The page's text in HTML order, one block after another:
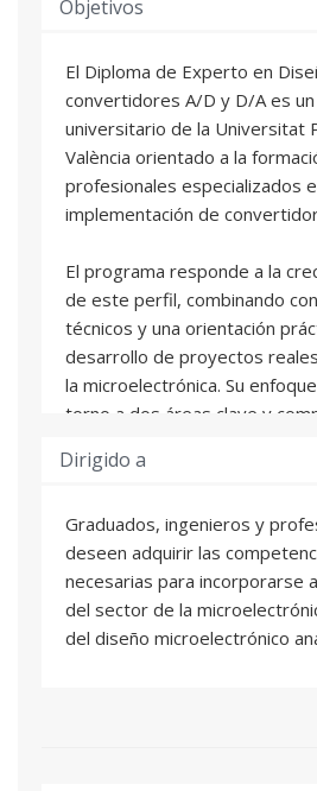
Objetivos
El Diploma de Experto en
convertidores A/D y D/A es
universitario de la Universitat
València orientado a la
profesionales especializados
implementación de
El programa responde a la
de este perfil, combinando
técnicos y una orientación
desarrollo de proyectos
la microelectrónica. Su
torno a dos áreas clave y
avanzadas.
El Diploma está formado por
de 25h cada una, impartidas
la empresa Analog Devices y
experto de la UPV:
Dirigido a
Graduados, ingenieros y
deseen adquirir las
necesarias para incorporarse
del sector de la
del diseño microelectrónico